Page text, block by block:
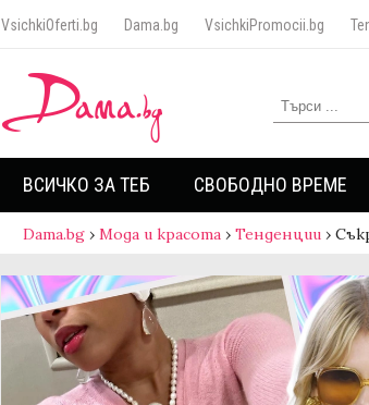
VsichkiOferti.bg Dama.bg VsichkiPromocii.bg
ВСИЧКО ЗА ТЕБ СВОБОДНО ВРЕМЕ
Dama.bg › Мода и красота › Тенденции ›